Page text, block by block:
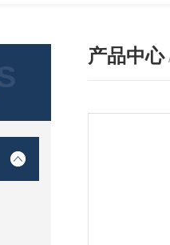
产品中心